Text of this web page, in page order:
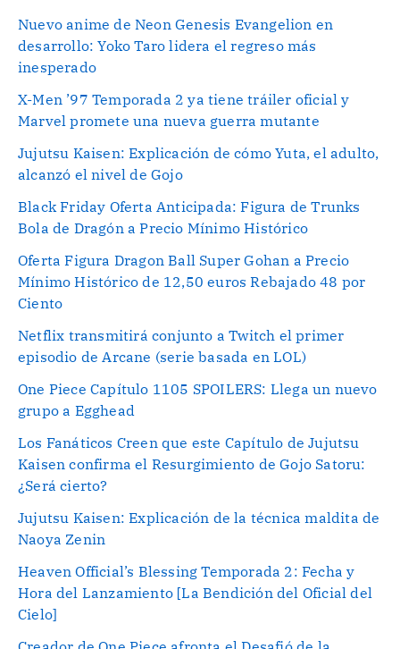
Nuevo anime de Neon Genesis Evangelion en
desarrollo: Yoko Taro lidera el regreso más
inesperado
X-Men ’97 Temporada 2 ya tiene tráiler oficial y
Marvel promete una nueva guerra mutante
Jujutsu Kaisen: Explicación de cómo Yuta, el adulto,
alcanzó el nivel de Gojo
Black Friday Oferta Anticipada: Figura de Trunks
Bola de Dragón a Precio Mínimo Histórico
Oferta Figura Dragon Ball Super Gohan a Precio
Mínimo Histórico de 12,50 euros Rebajado 48 por
Ciento
Netflix transmitirá conjunto a Twitch el primer
episodio de Arcane (serie basada en LOL)
One Piece Capítulo 1105 SPOILERS: Llega un nuevo
grupo a Egghead
Los Fanáticos Creen que este Capítulo de Jujutsu
Kaisen confirma el Resurgimiento de Gojo Satoru:
¿Será cierto?
Jujutsu Kaisen: Explicación de la técnica maldita de
Naoya Zenin
Heaven Official’s Blessing Temporada 2: Fecha y
Hora del Lanzamiento [La Bendición del Oficial del
Cielo]